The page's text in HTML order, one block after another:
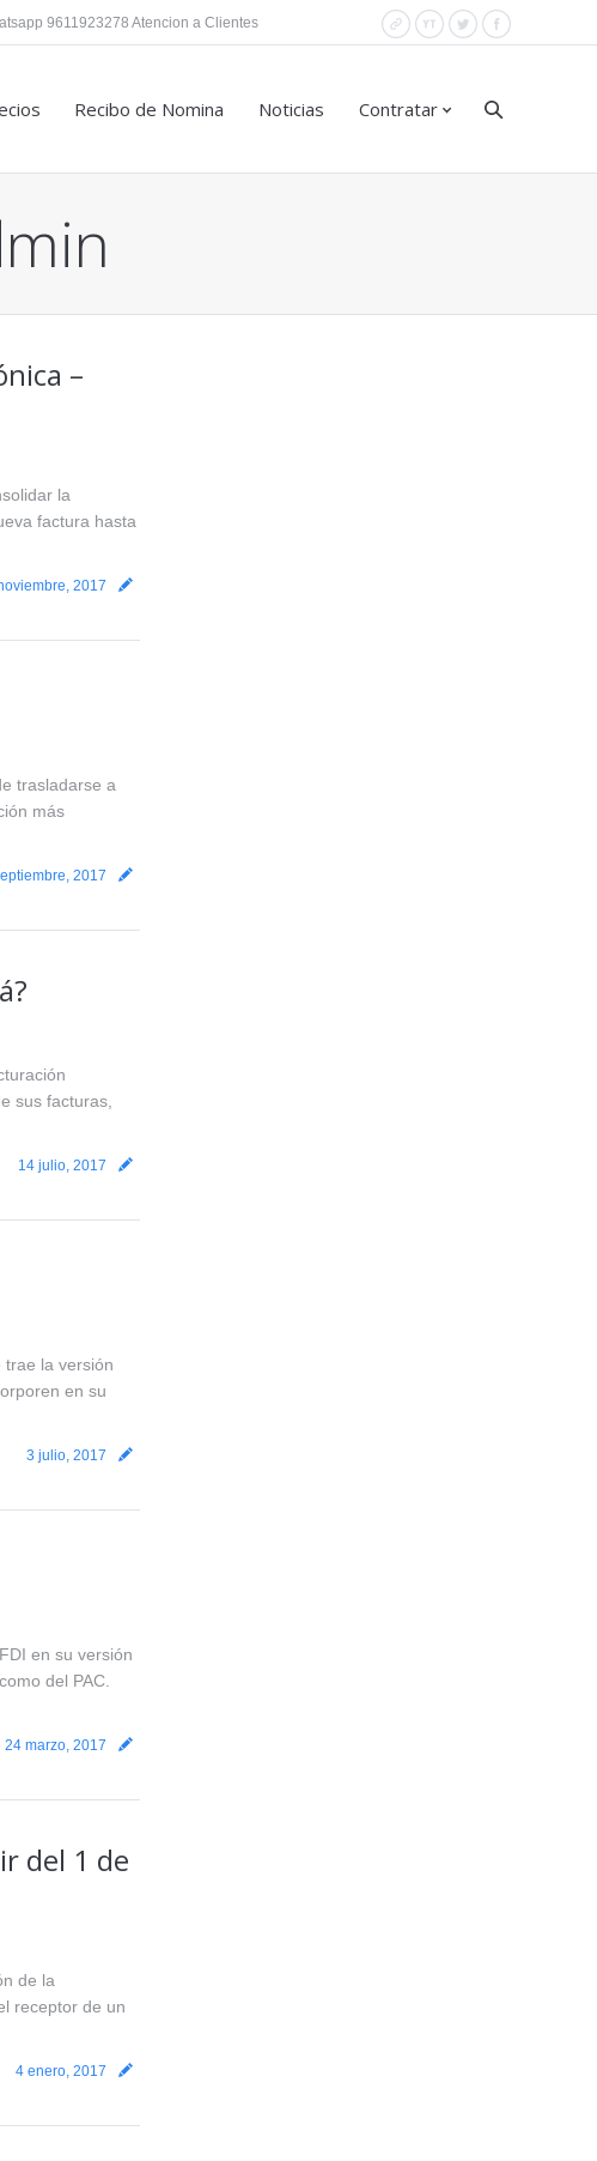
9611923278 Atencion a Clientes
Twitter
YouTube
Website
Recibo de Nomina Noticias Contratar
–
la
factura hasta
2017
trasladarse a
más
2017
sus facturas,
14 julio, 2017
trae la versión
en su
3 julio, 2017
en su versión
del PAC.
24 marzo, 2017
del 1 de
de la
receptor de un
4 enero, 2017